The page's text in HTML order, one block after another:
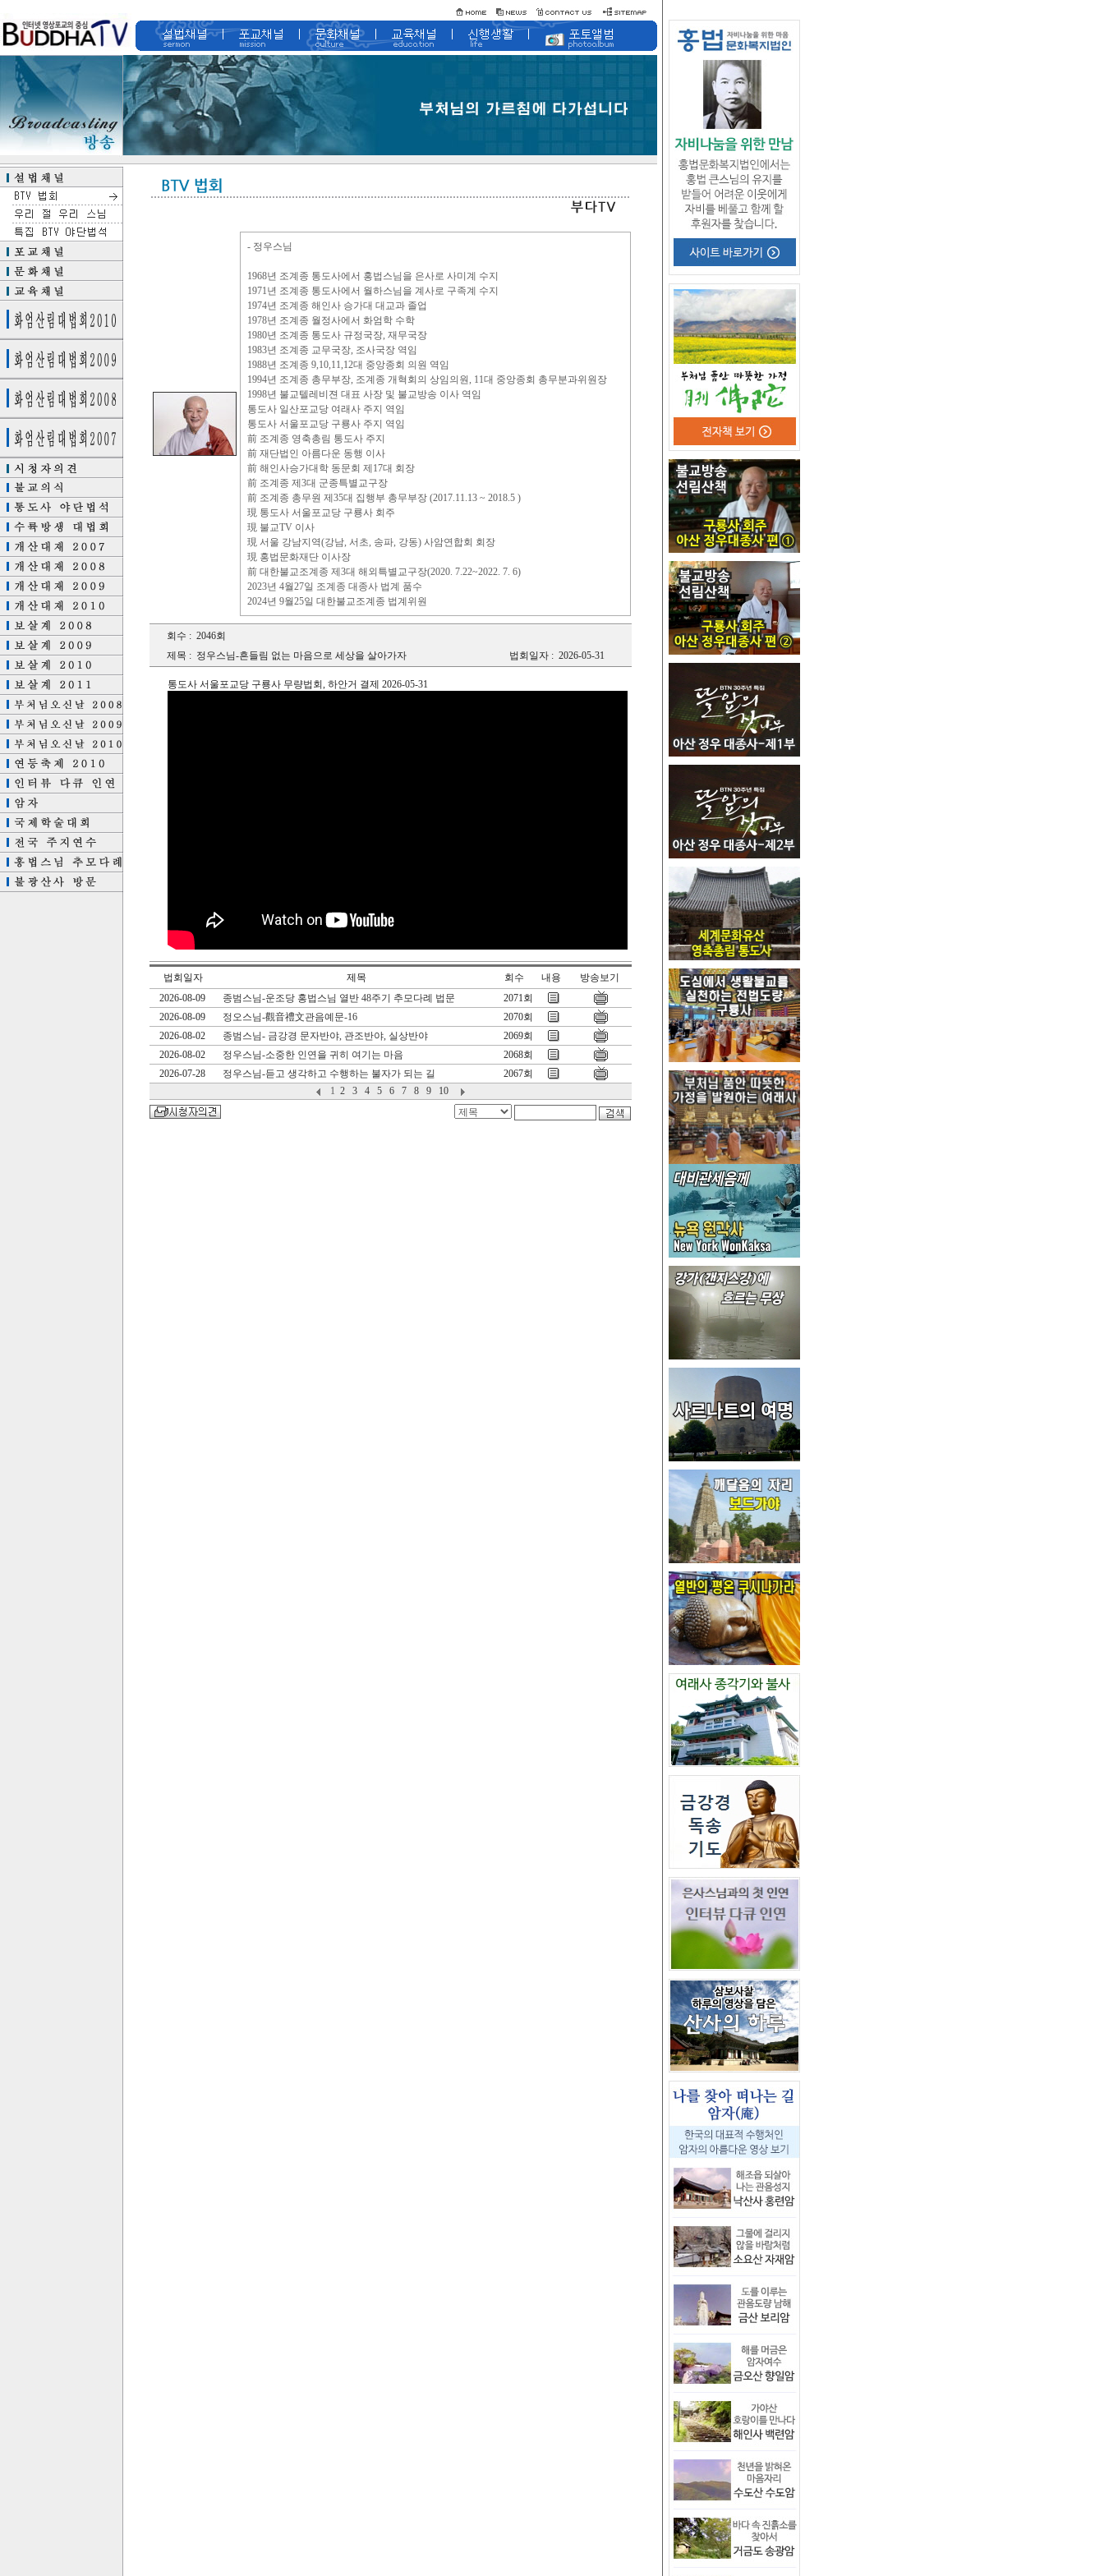
- 정우스님
1968년 조계종 통도사에서 홍법스님을 은사로 사미계 수지
1971년 조계종 통도사에서 월하스님을 계사로 구족계 수지
1974년 조계종 해인사 승가대 대교과 졸업
1978년 조계종 월정사에서 화엄학 수학
1980년 조계종 통도사 규정국장, 재무국장
1983년 조계종 교무국장, 조사국장 역임
1988년 조계종 9,10,11,12대 중앙종회 의원 역임
1994년 조계종 총무부장, 조계종 개혁회의 상임의원, 11대 중앙종회 총무분과위원장
1998년 불교텔레비젼 대표 사장 및 불교방송 이사 역임
통도사 일산포교당 여래사 주지 역임
통도사 서울포교당 구룡사 주지 역임
前 조계종 영축총림 통도사 주지
前 재단법인 아름다운 동행 이사
前 해인사승가대학 동문회 제17대 회장
前 조계종 제3대 군종특별교구장
前 조계종 총무원 제35대 집행부 총무부장 (2017.11.13 ~ 2018.5 )
現 통도사 서울포교당 구룡사 회주
現 불교TV 이사
現 서울 강남지역(강남, 서초, 송파, 강동) 사암연합회 회장
現 홍법문화재단 이사장
前 대한불교조계종 제3대 해외특별교구장(2020. 7.22~2022. 7. 6)
2023년 4월27일 조계종 대종사 법계 품수
2024년 9월25일 대한불교조계종 법계위원
회수 : 2046회
제목 : 정우스님-흔들림 없는 마음으로 세상을 살아가자 법회일자 : 2026-05-31
통도사 서울포교당 구룡사 무량법회, 하안거 결제 2026-05-31
법회일자 제목 회수 내용
방송보기
2026-08-09
종범스님-운조당 홍법스님 열반 48주기 추모다례 법문
2071회
2026-08-09
정오스님-觀音禮文관음예문-16
2070회
2026-08-02
종범스님- 금강경 문자반야, 관조반야, 실상반야
2069회
2026-08-02
정우스님-소중한 인연을 귀히 여기는 마음
2068회
2026-07-28
정우스님-듣고 생각하고 수행하는 불자가 되는 길
2067회
1 2 3 4 5 6 7 8 9 10